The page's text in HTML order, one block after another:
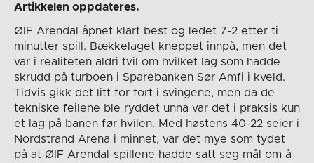
Artikkelen oppdateres.
ØIF Arendal åpnet klart best og ledet 7-2 etter ti
minutter spill. Bækkelaget kneppet innpå, men det
var i realiteten aldri tvil om hvilket lag som hadde
skrudd på turboen i Sparebanken Sør Amfi i kveld.
Tidvis gikk det litt for fort i svingene, men da de
tekniske feilene ble ryddet unna var det i praksis kun
et lag på banen før hvilen. Med høstens 40-22 seier i
Nordstrand Arena i minnet, var det mye som tydet
på at ØIF Arendal-spillene hadde satt seg mål om å